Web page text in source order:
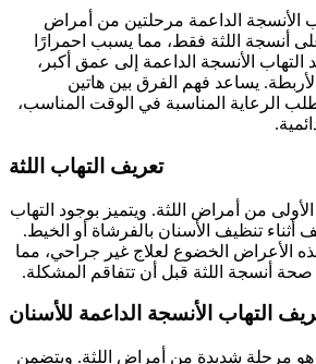
الأنسجة الداعمة مرحلتين من أمراض
على أنسجة اللثة فقط، مما يسبب احمرارًا
التهاب الأنسجة الداعمة إلى عمق أكبر،
يساعد فهم الفرق بين هاتين
الرعاية المناسبة في الوقت المناسب،
تعريف التهاب اللثة
الأولى من أمراض اللثة. ويتميز بوجود التهاب
أثناء تنظيف الأسنان بالفرشاة أو الخيط.
الأعراض الخضوع لعلاج غير جراحي، مما
أنسجة اللثة قبل أن تتفاقم المشكلة.
التهاب الأنسجة الداعمة للأسنان
هو مرحلة شديدة من أمراض اللثة. ويتضمن